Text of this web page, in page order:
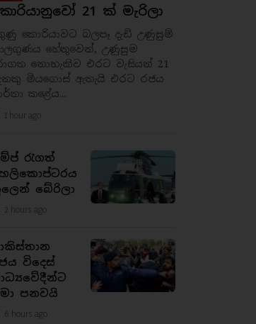
21 ක් මැරිලා
කොරියාවට බලපෑ දැඩි උණුසුම්
හේතුවෙන්, උණුසුම
නොහැකිව එරට වැසියන් 21
මියගොස් ඇතැයි එරට රජය
කළේය...
1 hour ago
රැගත්
බේරිලා
2 hours ago
විදෙස්
පනවයි
6 hours ago